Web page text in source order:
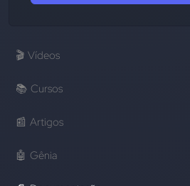
🎬 Vídeos
📚 Cursos
📰 Artigos
🤖 Gênia